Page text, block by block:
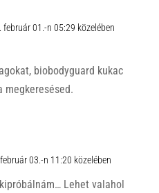
február 01.-n 05:29 közelében
biobodyguard kukac
megkeresésed.
03.-n 11:20 közelében
Lehet valahol